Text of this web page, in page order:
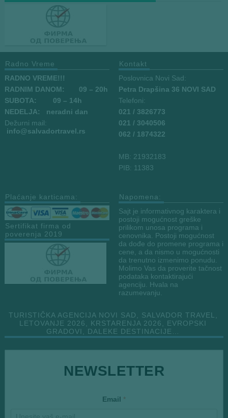
Radno Vreme
RADNO VREME!!!
RADNIM DANOM:
09 – 20h
SUBOTA: 09 – 14h
NEDELJA: neradni dan
Dežurni mail:
info@salvadortravel.rs
Kontakt
Poslovnica Novi Sad:
Petra Drapšina 36 NOVI SAD
Telefoni:
021 / 3826773
021 / 3040506
062 / 1874322
MB: 21932183
PIB: 11383
Plaćanje karticama:
Sertifikat firma od
poverenja 2019
Napomena:
Sajt je informativnog karaktera i
postoji mogućnost greške
prilikom unosa programa i
cenovnika. Postoji mogućnost
da dođe do promene programa i
cene, a da nismo u mogućnosti
da trenutno izmenimo ponudu.
Molimo Vas da proverite tačnost
podataka kontaktirajući
agenciju. Hvala na
razumevanju.
TURISTIČKA AGENCIJA NOVI SAD, SALVADOR TRAVEL,
LETOVANJE 2026, KRSTARENJA 2026, EVROPSKI
GRADOVI, DALEKE DESTINACIJE…
NEWSLETTER
Email *